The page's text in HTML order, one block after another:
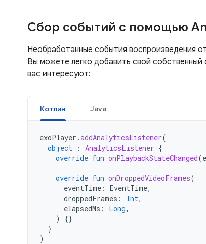
Сбор событий с помощью
Необработанные события воспроизведения
Вы можете легко добавить свой
вас интересуют:
Котлин Java
exoPlayer .addAnalyticsListener(
object
: AnalyticsListener {
override fun onPlaybackStateChanged(
override fun onDroppedVideoFrames(
eventTime : EventTime,
droppedFrames : Int,
elapsedMs : Long,
)
{}
}
)